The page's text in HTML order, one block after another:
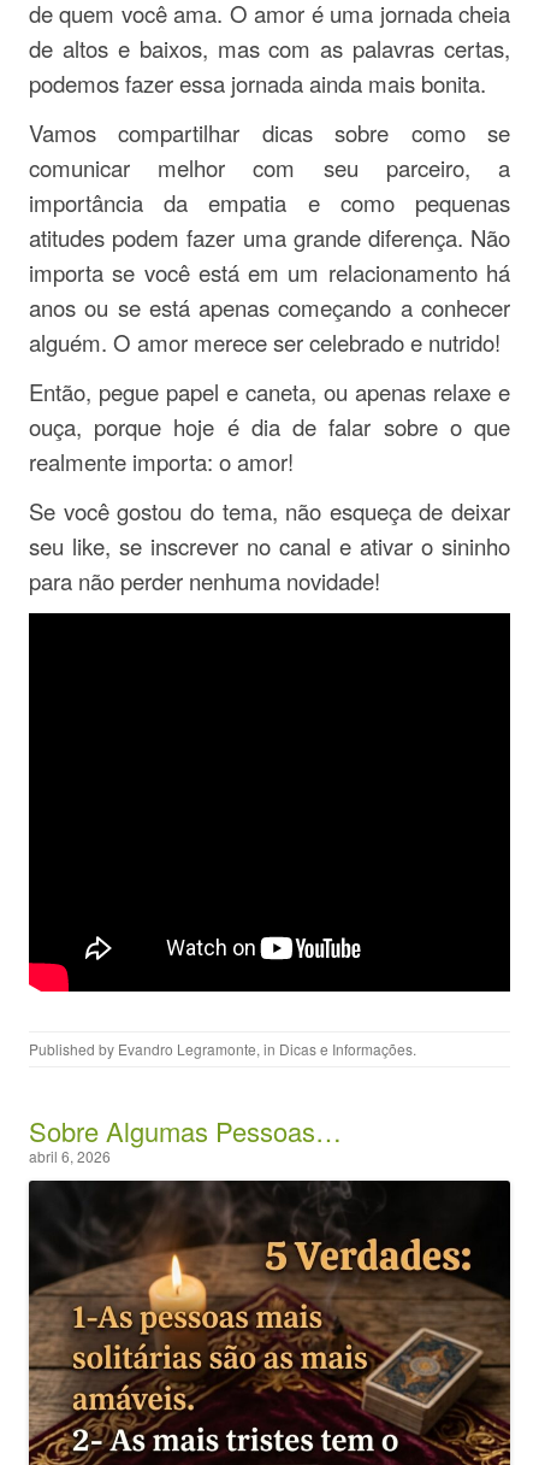
de quem você ama. O amor é uma jornada cheia
de altos e baixos, mas com as palavras certas,
podemos fazer essa jornada ainda mais bonita.
Vamos compartilhar dicas sobre como se
comunicar melhor com seu parceiro, a
importância da empatia e como pequenas
atitudes podem fazer uma grande diferença. Não
importa se você está em um relacionamento há
anos ou se está apenas começando a conhecer
alguém. O amor merece ser celebrado e nutrido!
Então, pegue papel e caneta, ou apenas relaxe e
ouça, porque hoje é dia de falar sobre o que
realmente importa: o amor!
Se você gostou do tema, não esqueça de deixar
seu like, se inscrever no canal e ativar o sininho
para não perder nenhuma novidade!
Published by Evandro Legramonte, in Dicas e Informações.
Sobre Algumas Pessoas…
abril 6, 2026